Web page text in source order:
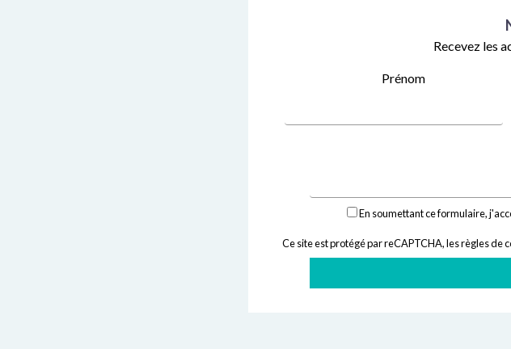
Recevez les
Prénom
En soumettant ce formulaire,
Ce site est protégé par reCAPTCHA,les règles de